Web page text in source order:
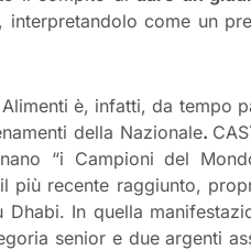
come un
è, infatti, da tempo
della Nazionale.
“i Campioni del
più recente raggiunto,
In quella
senior e due argenti